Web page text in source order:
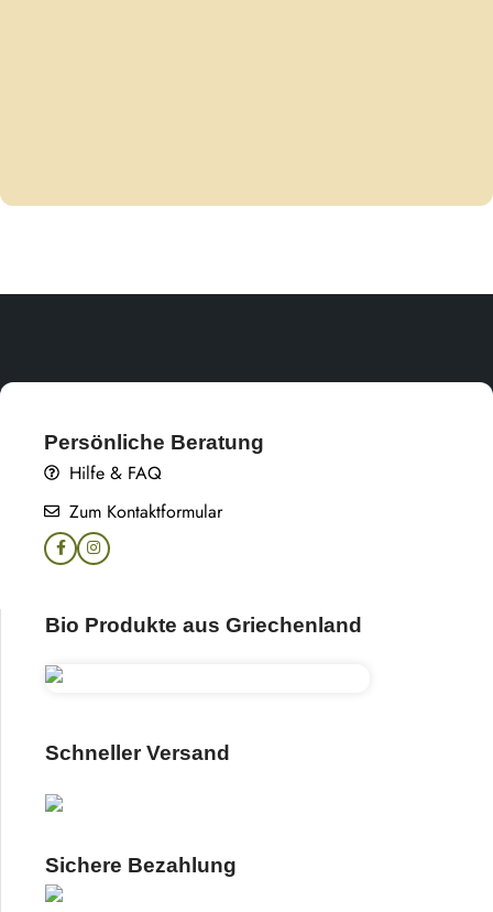
Persönliche Beratung
Hilfe & FAQ
Zum Kontaktformular
Bio Produkte aus Griechenland
Schneller Versand
Sichere Bezahlung